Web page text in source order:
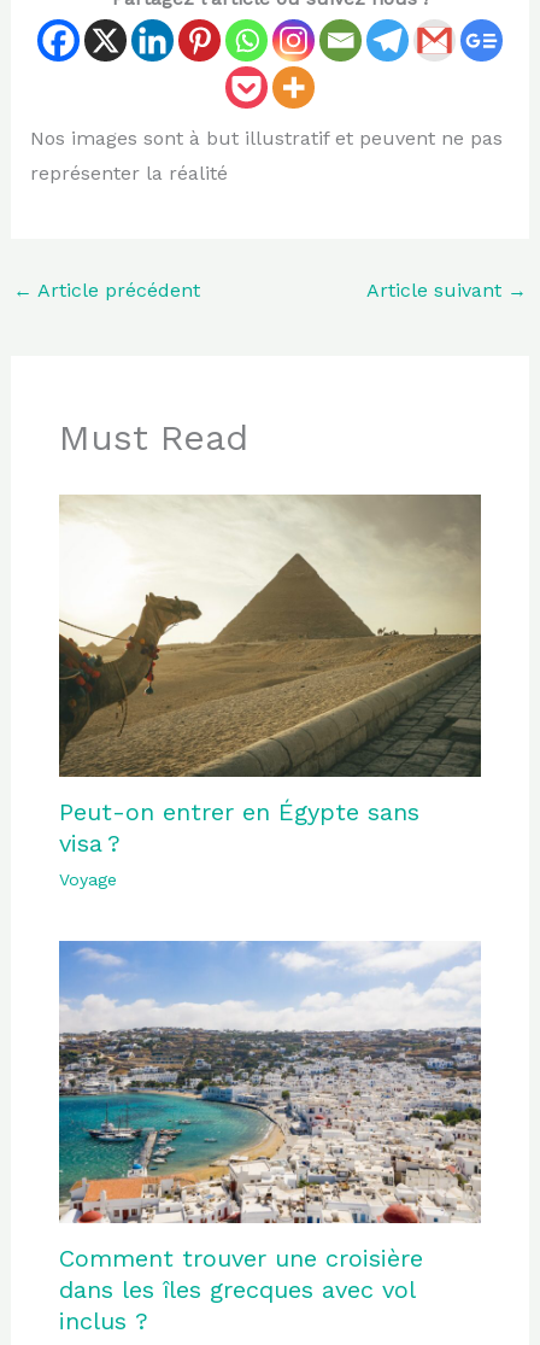
Nos images sont à but illustratif et peuvent ne pas
représenter la réalité
← Article précédent Article suivant →
Must Read
Peut-on entrer en Égypte sans
visa ?
Voyage
Comment trouver une croisière
dans les îles grecques avec vol
inclus ?